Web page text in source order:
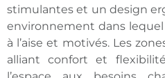
stimulantes et un design
environnement dans
à l’aise et motivés. Les
alliant confort et